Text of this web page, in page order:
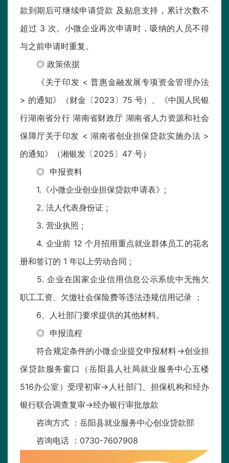
款到期后可继续申请贷款 及贴息支持，累计次数不
超过 3 次。小微企业再次申请时，吸纳的人员不得
与之前申请时重复。
◎ 政策依据
《关于印发 < 普惠金融发展专项资金管理办法
> 的通知》（财金〔2023〕75 号）、《中国人民银
行湖南省分行 湖南省财政厅 湖南省人力资源和社会
保障厅关于印发 < 湖南省创业担保贷款实施办法 >
的通知》（湘银发〔2025〕47 号）
◎ 申报资料
1.《小微企业创业担保贷款申请表》;
2. 法人代表身份证 ;
3. 营业执照 ;
4. 企业前 12 个月招用重点就业群体员工的花名
册和签订的 1 年以上劳动合同 ;
5. 企业在国家企业信用信息公示系统中无拖欠
职工工资、欠缴社会保险费等违法违规信用记录 ；
6、人社部门要求提供的其他材料。
◎ 申报流程
符合规定条件的小微企业提交申报材料→创业担
保贷款服务窗口（岳阳县人社局就业服务中心五楼
516办公室）受理初审→人社部门、担保机构和经办
银行联合调查复审→经办银行审批放款
咨询方式 ：岳阳县就业服务中心创业贷款部
咨询电话 ：0730-7607908